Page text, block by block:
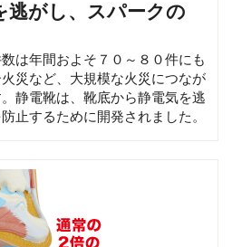
逃がし、スパークの
は年間およそ７０～８０件にも
災など、大規模な火災につなが
静電靴は、靴底から静電気を逃
止するために開発されました。